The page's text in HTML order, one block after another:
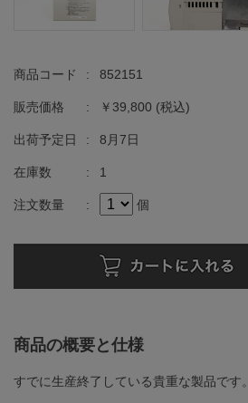
商品コード : 852151
販売価格 : ￥39,800 (税込)
出荷予定日 : 8月7日
在庫数 : 1
注文数量 : 個
商品の概要と仕様
すでに生産終了している貴重な製品です。